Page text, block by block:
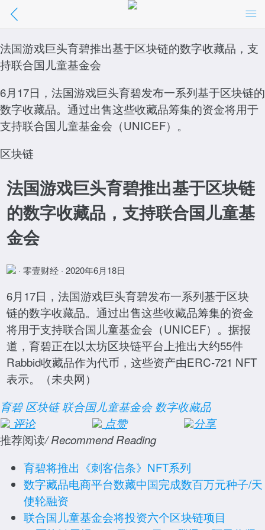
法国游戏巨头育碧推出基于区块链的数字收藏品，支
持联合国儿童基金会
6月17日，法国游戏巨头育碧发布一系列基于区块链的
数字收藏品。通过出售这些收藏品筹集的资金将用于
支持联合国儿童基金会（UNICEF）。
区块链
法国游戏巨头育碧推出基于区块链
的数字收藏品，支持联合国儿童基
金会
· 零壹财经 · 2020年6月18日
6月17日，法国游戏巨头育碧发布一系列基于区块
链的数字收藏品。通过出售这些收藏品筹集的资金
将用于支持联合国儿童基金会（UNICEF）。据报
道，育碧正在以太坊区块链平台上推出大约55件
Rabbid收藏品作为代币，这些资产由ERC-721 NFT
表示。（未央网）
育碧 区块链联合国儿童基金会 数字收藏品
评论
点赞 分享
推荐阅读/ Recommend Reading
育碧将推出《刺客信条》NFT系列
数字藏品电商平台数藏中国完成数百万元种子/天
使轮融资
联合国儿童基金会将投资六个区块链项目
法国游戏巨头育碧推出基于区块链的数字收
藏品，支持联合国儿童基金会
//m.01caijing.com/article/265121.htm
点击阅读